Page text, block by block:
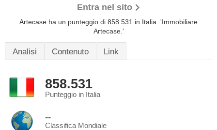
Entra nel sito
Artecase ha un punteggio di 858.531 in Italia. 'Immobiliare
Artecase.'
Analisi Contenuto Link
858.531
Punteggio in Italia
--
Classifica Mondiale